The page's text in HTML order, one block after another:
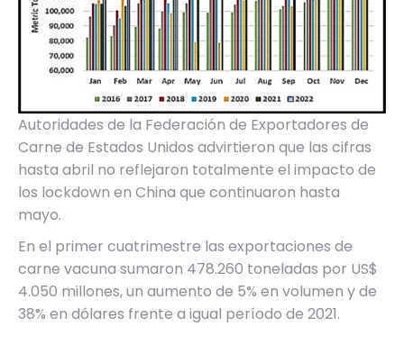
Autoridades de la Federación de Exportadores de
Carne de Estados Unidos advirtieron que las cifras
hasta abril no reflejaron totalmente el impacto de
los lockdown en China que continuaron hasta
mayo.
En el primer cuatrimestre las exportaciones de
carne vacuna sumaron 478.260 toneladas por US$
4.050 millones, un aumento de 5% en volumen y de
38% en dólares frente a igual período de 2021.